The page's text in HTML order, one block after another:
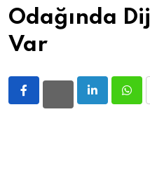
Haber
Gündem
Odağında
Var
LinkedIn